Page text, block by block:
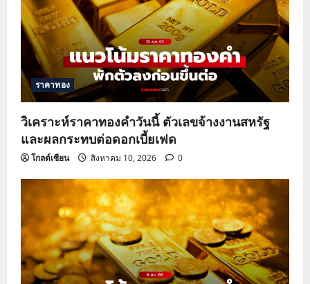
ราคาทอง
วิเคราะห์ราคาทองคำวันนี้ ตัวเลขจ้างงานสหรัฐ
และผลกระทบต่อดอกเบี้ยเฟด
โกลด์เซียน สิงหาคม 10, 2026 0